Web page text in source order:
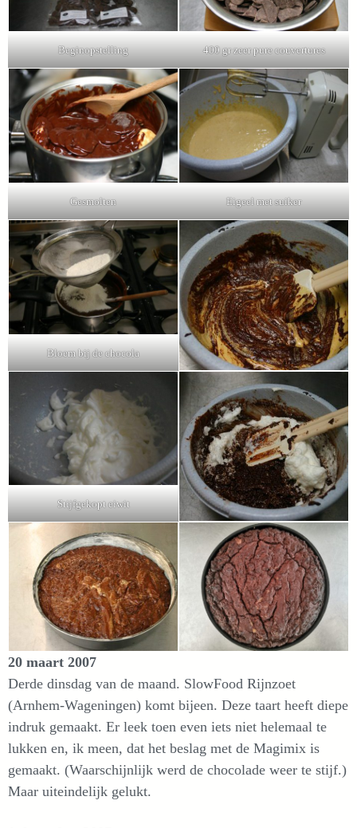
Beginopstelling 400 gr zeer pure couvertures
Gesmolten Eigeel met suiker
Bloem bij de chocola
Stijfgekopt eiwit
20 maart 2007
Derde dinsdag van de maand. SlowFood Rijnzoet
(Arnhem-Wageningen) komt bijeen. Deze taart heeft diepe
indruk gemaakt. Er leek toen even iets niet helemaal te
lukken en, ik meen, dat het beslag met de Magimix is
gemaakt. (Waarschijnlijk werd de chocolade weer te stijf.)
Maar uiteindelijk gelukt.